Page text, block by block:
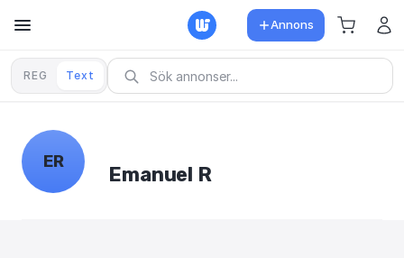
Annons
REG Text
ER
Emanuel R